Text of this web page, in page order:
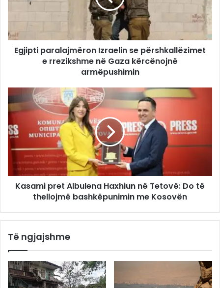
Egjipti paralajmëron Izraelin se përshkallëzimet
e rrezikshme në Gaza kërcënojnë
armëpushimin
Kasami pret Albulena Haxhiun në Tetovë: Do të
thellojmë bashkëpunimin me Kosovën
Të ngjajshme